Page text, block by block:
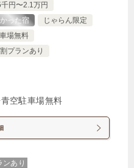
円〜2.1万円
った宿
じゃらん限定
場無料
プランあり
空駐車場無料
ンあり